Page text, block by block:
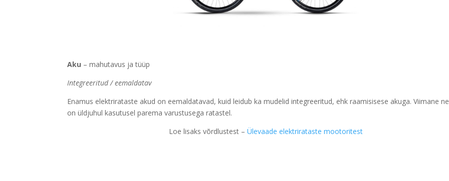
Aku – mahutavus ja tüüp
Integreeritud / eemaldatav
Enamus elektrirataste akud on eemaldatavad, kuid leidub ka mudelid integreeritud, ehk raamisisese akuga. Viimane
on üldjuhul kasutusel parema varustusega ratastel.
Loe lisaks võrdlustest – Ülevaade elektrirataste mootoritest